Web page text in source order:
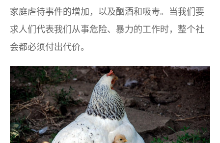
家庭虐待事件的增加，以及酗酒和吸毒。当我们要
求人们代表我们从事危险、暴力的工作时，整个社
会都必须付出代价。